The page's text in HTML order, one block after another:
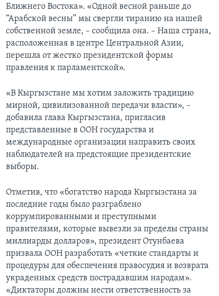
Ближнего Востока». «Одной весной раньше до
“Арабской весны” мы свергли тиранию на нашей
собственной земле, – сообщила она. – Наша страна,
расположенная в центре Центральной Азии,
перешла от жестко президентской формы
правления к парламентской».
«В Кыргызстане мы хотим заложить традицию
мирной, цивилизованной передачи власти», –
добавила глава Кыргызстана, пригласив
представленные в ООН государства и
международные организации направить своих
наблюдателей на предстоящие президентские
выборы.
Отметив, что «богатство народа Кыргызстана за
последние годы было разграблено
коррумпированными и преступными
правителями, которые вывезли за пределы страны
миллиарды долларов», президент Отунбаева
призвала ООН разработать «четкие стандарты и
процедуры для обеспечения правосудия и возврата
украденных средств пострадавшим народам».
«Диктаторы должны нести ответственность за